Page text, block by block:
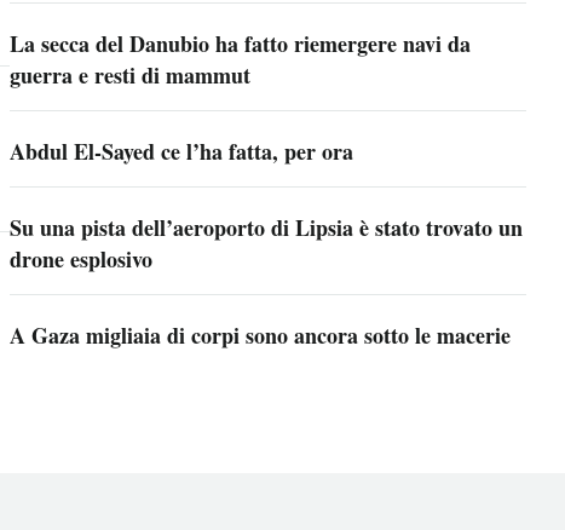
La secca del Danubio ha fatto riemergere navi da
guerra e resti di mammut
Abdul El-Sayed ce l’ha fatta, per ora
Su una pista dell’aeroporto di Lipsia è stato trovato un
drone esplosivo
A Gaza migliaia di corpi sono ancora sotto le macerie